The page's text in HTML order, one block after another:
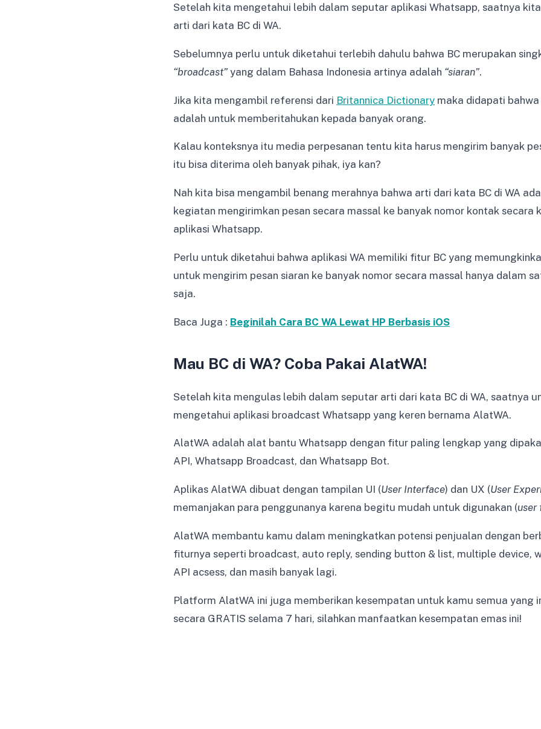
Setelah kita mengetahui lebih dalam seputar aplikasi Whatsapp, saatnya
arti dari kata BC di WA.
Sebelumnya perlu untuk diketahui terlebih dahulu bahwa BC merupakan
“broadcast” yang dalam Bahasa Indonesia artinya adalah “siaran”.
Jika kita mengambil referensi dari Britannica Dictionary maka didapati
adalah untuk memberitahukan kepada banyak orang.
Kalau konteksnya itu media perpesanan tentu kita harus mengirim banyak
itu bisa diterima oleh banyak pihak, iya kan?
Nah kita bisa mengambil benang merahnya bahwa arti dari kata BC di WA
kegiatan mengirimkan pesan secara massal ke banyak nomor kontak secara
aplikasi Whatsapp.
Perlu untuk diketahui bahwa aplikasi WA memiliki fitur BC yang
untuk mengirim pesan siaran ke banyak nomor secara massal hanya dalam
saja.
Baca Juga : Beginilah Cara BC WA Lewat HP Berbasis iOS
Mau BC di WA? Coba Pakai AlatWA!
Setelah kita mengulas lebih dalam seputar arti dari kata BC di WA, saatnya
mengetahui aplikasi broadcast Whatsapp yang keren bernama AlatWA.
AlatWA adalah alat bantu Whatsapp dengan fitur paling lengkap yang
API, Whatsapp Broadcast, dan Whatsapp Bot.
Aplikas AlatWA dibuat dengan tampilan UI (User Interface) dan UX (User
memanjakan para penggunanya karena begitu mudah untuk digunakan (user
AlatWA membantu kamu dalam meningkatkan potensi penjualan dengan
fiturnya seperti broadcast, auto reply, sending button & list, multiple device,
API acsess, dan masih banyak lagi.
Platform AlatWA ini juga memberikan kesempatan untuk kamu semua yang
secara GRATIS selama 7 hari, silahkan manfaatkan kesempatan emas ini!